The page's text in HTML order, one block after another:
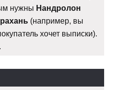
нужны Нандролон
(например, вы
хочет выписки).